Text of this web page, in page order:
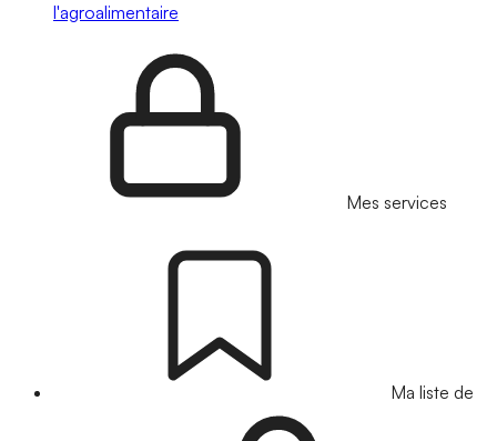
l'agroalimentaire
Mes services
Ma liste de